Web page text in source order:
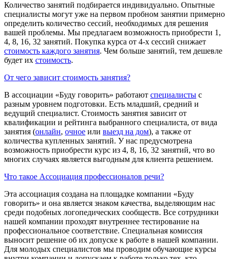
Количество занятий подбирается индивидуально. Опытные
специалисты могут уже на первом пробном занятии примерно
определить количество сессий, необходимых для решения
вашей проблемы. Мы предлагаем возможность приобрести 1,
4, 8, 16, 32 занятий. Покупка курса от 4-х сессий снижает
стоимость каждого занятия. Чем больше занятий, тем дешевле
будет их стоимость.
От чего зависит стоимость занятия?
В ассоциации «Буду говорить» работают специалисты с
разным уровнем подготовки. Есть младший, средний и
ведущий специалист. Стоимость занятия зависит от
квалификации и рейтинга выбранного специалиста, от вида
занятия (онлайн, очное или выезд на дом), а также от
количества купленных занятий. У нас предусмотрена
возможность приобрести курс из 4, 8, 16, 32 занятий, что во
многих случаях является выгодным для клиента решением.
Что такое Ассоциация профессионалов речи?
Эта ассоциация создана на площадке компании «Буду
говорить» и она является знаком качества, выделяющим нас
среди подобных логопедических сообществ. Все сотрудники
нашей компании проходят внутреннее тестирование на
профессиональное соответствие. Специальная комиссия
выносит решение об их допуске к работе в нашей компании.
Для молодых специалистов мы проводим обучающие курсы